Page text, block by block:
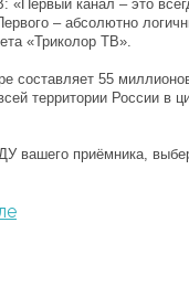
канал – это
– абсолютно
«Триколор ТВ».
составляет 55
территории России
вашего приёмника,